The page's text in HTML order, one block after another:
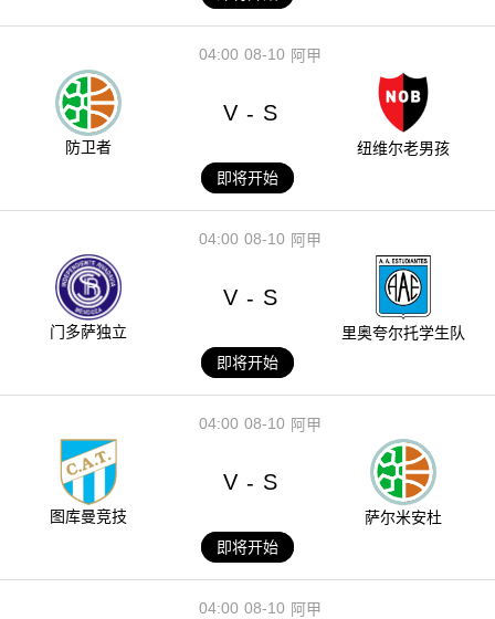
08-10
04:00 阿甲
防卫者
V - S
纽维尔老男孩
即将开始
08-10
04:00 阿甲
门多萨独立
V - S
里奥夸尔托学生队
即将开始
08-10
04:00 阿甲
图库曼竞技
V - S
萨尔米安杜
即将开始
08-10
04:00 阿甲